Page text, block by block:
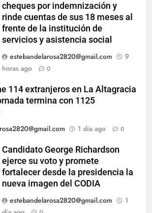
cheques por indemnización y
rinde cuentas de sus 18 meses al
frente de la institución de
servicios y asistencia social
estebandelarosa2820@gmail.com
9
horas ago
0
114 extranjeros en La Altagracia
termina con 1125
1 día ago 0
Candidato George Richardson
ejerce su voto y promete
fortalecer desde la presidencia la
nueva imagen del CODIA
estebandelarosa2820@gmail.com
1